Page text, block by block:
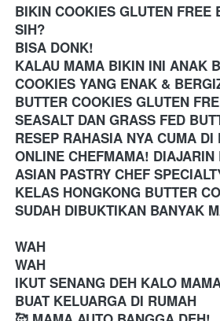
BIKIN COOKIES GLUTEN FREE
SIH?
BISA DONK!
KALAU MAMA BIKIN INI ANAK
COOKIES YANG ENAK &
BUTTER COOKIES GLUTEN
SEASALT DAN GRASS FED
RESEP RAHASIA NYA CUMA
ONLINE CHEFMAMA! DIAJARIN
ASIAN PASTRY CHEF
KELAS HONGKONG BUTTER
SUDAH DIBUKTIKAN BANYAK
WAH
WAH
IKUT SENANG DEH KALO
BUAT KELUARGA DI RUMAH